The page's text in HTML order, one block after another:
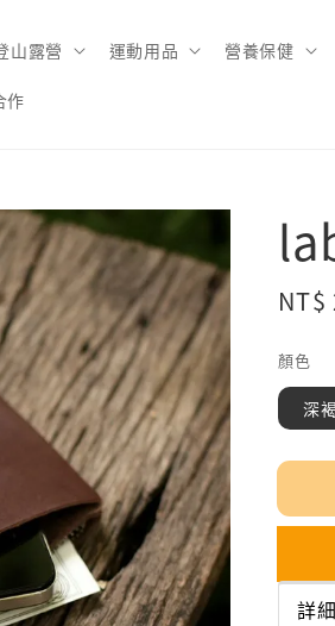
山露營 運動用品 營養保健
作
NT$
顏色
深
詳